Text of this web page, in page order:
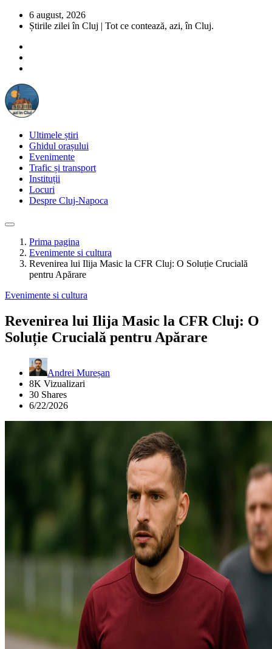
6 august, 2026
Știrile zilei în Cluj | Tot ce contează, azi, în Cluj.
Ultimele știri
Ghidul orașului
Evenimente
Trafic și transport
Instituții
Locuri
Despre Cluj-Napoca
Prima pagina
Evenimente si cultura
Revenirea lui Ilija Masic la CFR Cluj: O Soluție Crucială
pentru Apărare
Evenimente si cultura
Revenirea lui Ilija Masic la CFR Cluj: O
Soluție Crucială pentru Apărare
Andrei Mureșan
8K Vizualizari
30 Shares
6/22/2026